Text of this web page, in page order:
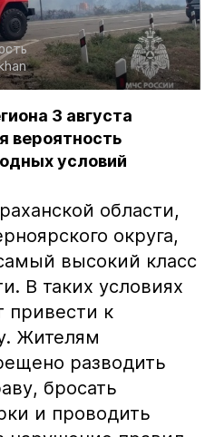
3 августа
вероятность
условий
области,
округа,
высокий класс
В таких условиях
привести к
Жителям
разводить
бросать
и проводить